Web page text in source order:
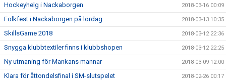
Hockeyhelg i Nackaborgen 2018-03-16 00:09
Folkfest i Nackaborgen på lördag 2018-03-13 10:35
SkillsGame 2018 2018-03-12 22:36
Snygga klubbtextiler finns i klubbshopen 2018-03-12 22:25
Ny utmaning för Mankans mannar 2018-03-09 12:00
Klara för åttondelsfinal i SM-slutspelet 2018-02-26 00:17